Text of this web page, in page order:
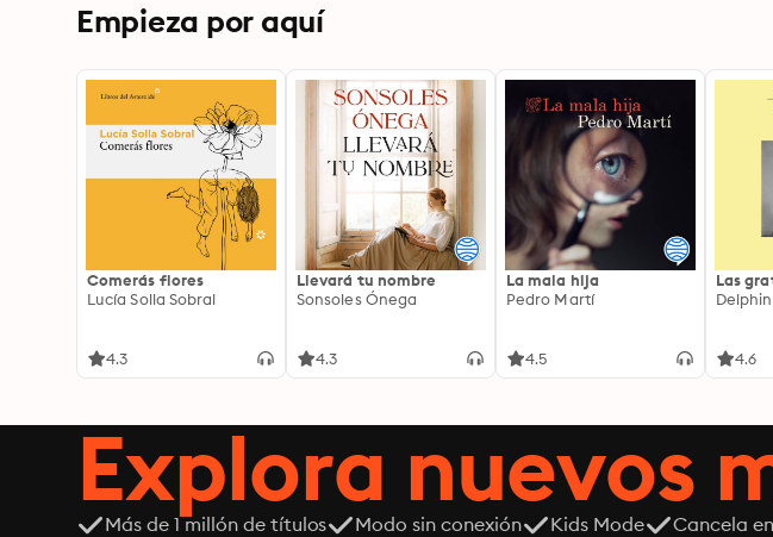
Empieza por aquí
Comerás flores
Lucía Solla Sobral
4.3
Llevará tu nombre
Sonsoles Ónega
4.3
La mala hija
Pedro Martí
4.5
Las
4.6
Explora nuevos
Más de 1 millón de títulos Modo sin conexión Kids Mode Cancela